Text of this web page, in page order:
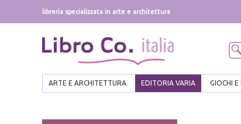
libreria specializzata in arte e architettura
ARTE E ARCHITETTURA EDITORIA VARIA GIOCHI E